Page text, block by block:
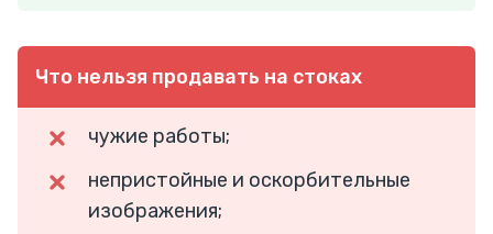
Что нельзя продавать на стоках
чужие работы;
непристойные и оскорбительные
изображения;